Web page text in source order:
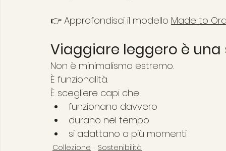
👉 Approfondisci il modello Made to
Viaggiare leggero è
Non è minimalismo estremo.
È funzionalità.
È scegliere capi che:
funzionano davvero
durano nel tempo
si adattano a più momenti
Collezione Sostenibilità